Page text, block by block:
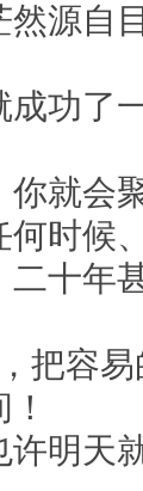
源自
成功了
你就会
时候
二十年
把容
明天